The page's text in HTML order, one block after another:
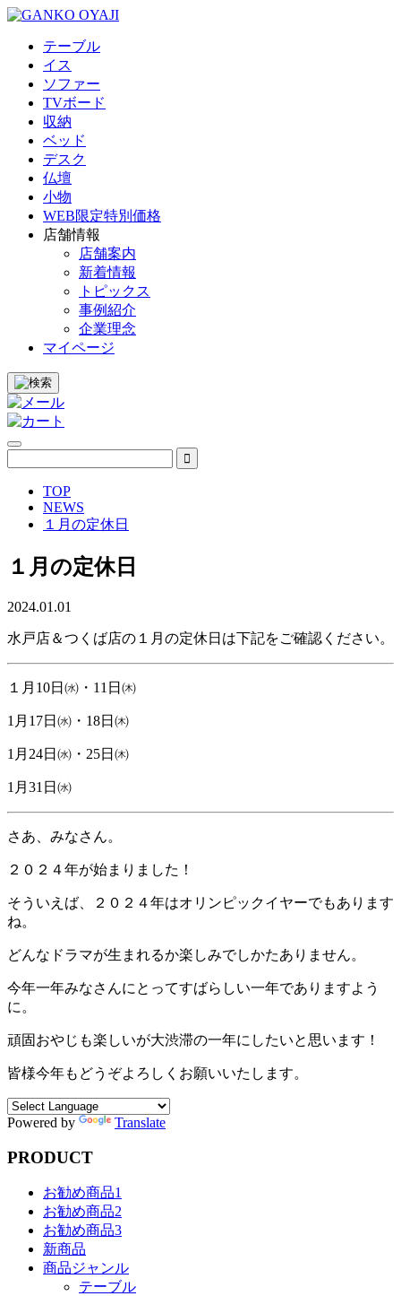
テーブル
イス
ソファー
TVボード
収納
ベッド
デスク
仏壇
小物
WEB限定特別価格
店舗情報
店舗案内
新着情報
トピックス
事例紹介
企業理念
マイページ
TOP
NEWS
１月の定休日
１月の定休日
2024.01.01
水戸店＆つくば店の１月の定休日は下記をご確認ください。
１月10日㈬・11日㈭
1月17日㈬・18日㈭
1月24日㈬・25日㈭
1月31日㈬
さあ、みなさん。
２０２４年が始まりました！
そういえば、２０２４年はオリンピックイヤーでもあります
ね。
どんなドラマが生まれるか楽しみでしかたありません。
今年一年みなさんにとってすばらしい一年でありますよう
に。
頑固おやじも楽しいが大渋滞の一年にしたいと思います！
皆様今年もどうぞよろしくお願いいたします。
Powered by Translate
PRODUCT
お勧め商品1
お勧め商品2
お勧め商品3
新商品
商品ジャンル
テーブル